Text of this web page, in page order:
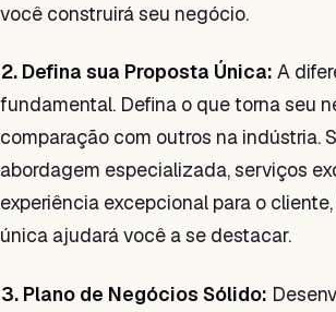
você construirá seu negócio.
2. Defina sua Proposta Única: A
fundamental. Defina o que torna seu
comparação com outros na indústria.
abordagem especializada, serviços
experiência excepcional para o
única ajudará você a se destacar.
3. Plano de Negócios Sólido: